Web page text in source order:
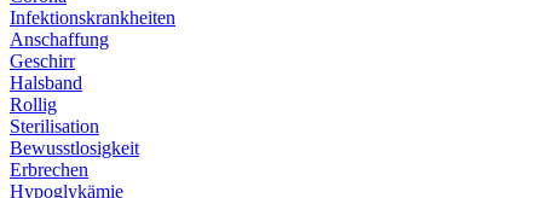
Infektionskrankheiten
Anschaffung
Geschirr
Halsband
Rollig
Sterilisation
Bewusstlosigkeit
Erbrechen
Hypoglykämie